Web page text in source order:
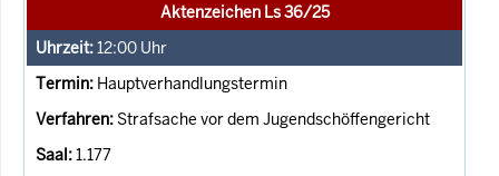
Aktenzeichen Ls 36/25
12:00 Uhr
Hauptverhandlungstermin
Strafsache vor dem Jugendschöffengericht
1.177